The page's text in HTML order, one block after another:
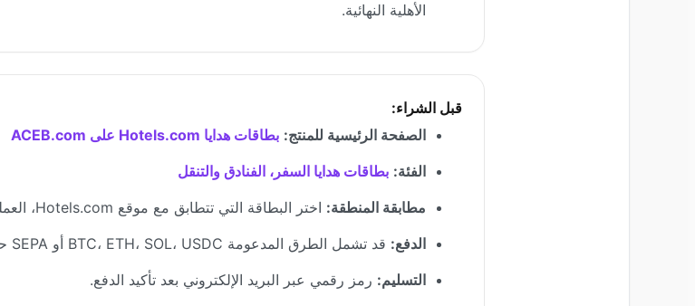
الأهلية النهائية.
قبل الشراء:
الصفحة الرئيسية للمنتج: بطاقات هدايا Hotels.com على ACEB.com
الفئة: بطاقات هدايا السفر، الفنادق والتنقل
مطابقة المنطقة: اختر البطاقة التي تتطابق مع موقع Hotels.com، العملة أو منصة الحجز التي تنوي استخدامها.
الدفع: قد تشمل الطرق المدعومة BTC، ETH، SOL، USDC أو SEPA حسب توفر صفحة الدفع.
التسليم: رمز رقمي عبر البريد الإلكتروني بعد تأكيد الدفع.